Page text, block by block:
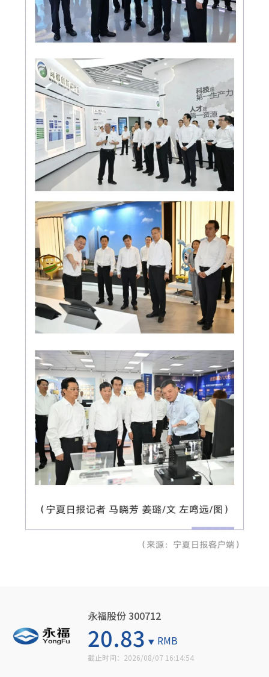
永福股份 300712
20.83 RMB
截止时间： 2026/08/07 16:14:54